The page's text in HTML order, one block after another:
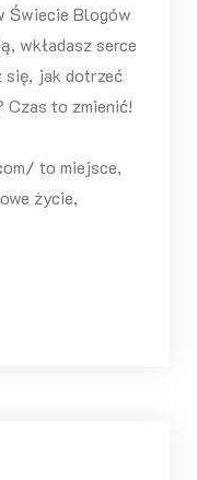
Świecie Blogów
wkładasz serce
się, jak dotrzeć
Czas to zmienić!
to miejsce,
życie,